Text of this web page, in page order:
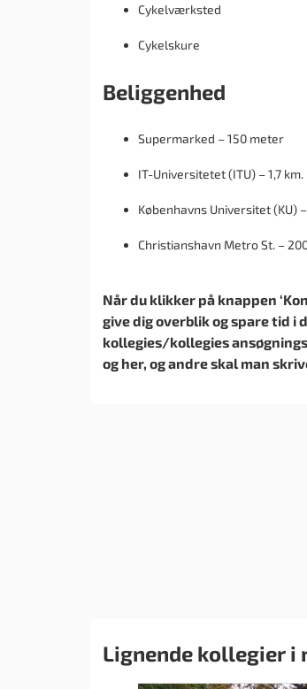
Cykelværksted
Cykelskure
Beliggenhed
Supermarked – 150 meter
IT-Universitetet (ITU) – 1,7 km.
Københavns Universitet (KU)
Christianshavn Metro St. –
Når du klikker på knappen
give dig overblik og spare tid
kollegies/kollegies
og her, og andre skal man
Lignende kollegier i